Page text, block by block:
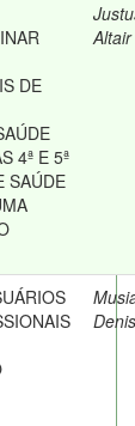
DE
4ª E 5ª
SAÚDE
Altair